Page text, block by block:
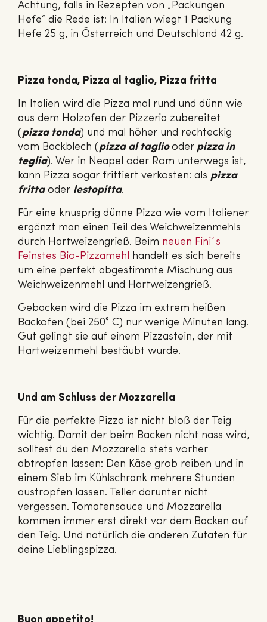
Achtung, falls in Rezepten von „Packungen
Hefe“ die Rede ist: In Italien wiegt 1 Packung
Hefe 25 g, in Österreich und Deutschland 42 g.
Pizza tonda, Pizza al taglio, Pizza fritta
In Italien wird die Pizza mal rund und dünn wie
aus dem Holzofen der Pizzeria zubereitet
(pizza tonda) und mal höher und rechteckig
vom Backblech (pizza al tagliooder pizza in
teglia). Wer in Neapel oder Rom unterwegs ist,
kann Pizza sogar frittiert verkosten: als pizza
frittaoder lestopitta.
Für eine knusprig dünne Pizza wie vom Italiener
ergänzt man einen Teil des Weichweizenmehls
durch Hartweizengrieß. Beim neuen Fini´s
Feinstes Bio-Pizzamehl handelt es sich bereits
um eine perfekt abgestimmte Mischung aus
Weichweizenmehl und Hartweizengrieß.
Gebacken wird die Pizza im extrem heißen
Backofen (bei 250° C) nur wenige Minuten lang.
Gut gelingt sie auf einem Pizzastein, der mit
Hartweizenmehl bestäubt wurde.
Und am Schluss der Mozzarella
Für die perfekte Pizza ist nicht bloß der Teig
wichtig. Damit der beim Backen nicht nass wird,
solltest du den Mozzarella stets vorher
abtropfen lassen: Den Käse grob reiben und in
einem Sieb im Kühlschrank mehrere Stunden
austropfen lassen. Teller darunter nicht
vergessen. Tomatensauce und Mozzarella
kommen immer erst direkt vor dem Backen auf
den Teig. Und natürlich die anderen Zutaten für
deine Lieblingspizza.